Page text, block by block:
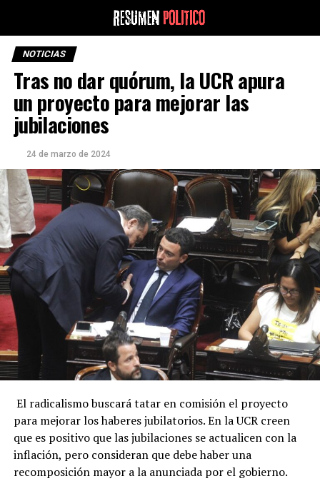
NOTICIAS
Tras no dar quórum, la UCR apura
un proyecto para mejorar las
jubilaciones
24 de marzo de 2024
El radicalismo buscará tatar en comisión el proyecto
para mejorar los haberes jubilatorios. En la UCR creen
que es positivo que las jubilaciones se actualicen con la
inflación, pero consideran que debe haber una
recomposición mayor a la anunciada por el gobierno.